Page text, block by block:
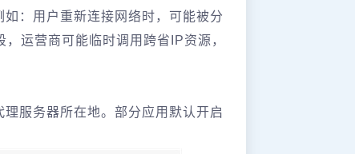
：用户重新连接网络时，可能被分
运营商可能临时调用跨省IP资源，
服务器所在地。部分应用默认开启